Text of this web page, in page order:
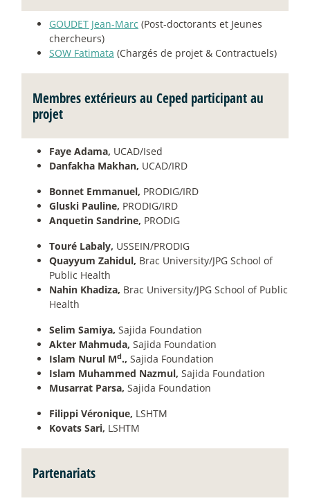
GOUDET Jean-Marc (Post-doctorants et Jeunes
chercheurs)
SOW Fatimata (Chargés de projet & Contractuels)
Membres extérieurs au Ceped participant au
projet
Faye Adama, UCAD/Ised
Danfakha Makhan, UCAD/IRD
Bonnet Emmanuel, PRODIG/IRD
Gluski Pauline, PRODIG/IRD
Anquetin Sandrine, PRODIG
Touré Labaly, USSEIN/PRODIG
Quayyum Zahidul, Brac University/JPG School of
Public Health
Nahin Khadiza, Brac University/JPG School of Public
Health
Selim Samiya, Sajida Foundation
Akter Mahmuda, Sajida Foundation
Islam Nurul Md., Sajida Foundation
Islam Muhammed Nazmul, Sajida Foundation
Musarrat Parsa, Sajida Foundation
Filippi Véronique, LSHTM
Kovats Sari, LSHTM
Partenariats